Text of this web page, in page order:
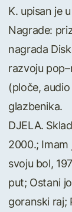
K. upisan je
Nagrade:
nagrada
razvoju
(ploče,
glazbenika.
DJELA.
2000.; Imam
svoju bol,
put; Ostani
goranski raj;